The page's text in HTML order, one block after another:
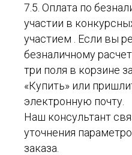
7.5. Оплата по
участии в
участием . Если вы
безналичному
три поля в корзине
«Купить» или
электронную почту.
Наш консультант
уточнения
заказа.